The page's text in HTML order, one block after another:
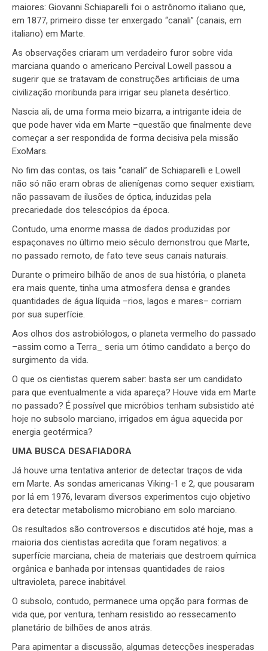
maiores: Giovanni Schiaparelli foi o astrônomo italiano que,
em 1877, primeiro disse ter enxergado “canali” (canais, em
italiano) em Marte.
As observações criaram um verdadeiro furor sobre vida
marciana quando o americano Percival Lowell passou a
sugerir que se tratavam de construções artificiais de uma
civilização moribunda para irrigar seu planeta desértico.
Nascia ali, de uma forma meio bizarra, a intrigante ideia de
que pode haver vida em Marte –questão que finalmente deve
começar a ser respondida de forma decisiva pela missão
ExoMars.
No fim das contas, os tais “canali” de Schiaparelli e Lowell
não só não eram obras de alienígenas como sequer existiam;
não passavam de ilusões de óptica, induzidas pela
precariedade dos telescópios da época.
Contudo, uma enorme massa de dados produzidas por
espaçonaves no último meio século demonstrou que Marte,
no passado remoto, de fato teve seus canais naturais.
Durante o primeiro bilhão de anos de sua história, o planeta
era mais quente, tinha uma atmosfera densa e grandes
quantidades de água líquida –rios, lagos e mares– corriam
por sua superfície.
Aos olhos dos astrobiólogos, o planeta vermelho do passado
–assim como a Terra_ seria um ótimo candidato a berço do
surgimento da vida.
O que os cientistas querem saber: basta ser um candidato
para que eventualmente a vida apareça? Houve vida em Marte
no passado? É possível que micróbios tenham subsistido até
hoje no subsolo marciano, irrigados em água aquecida por
energia geotérmica?
UMA BUSCA DESAFIADORA
Já houve uma tentativa anterior de detectar traços de vida
em Marte. As sondas americanas Viking-1 e 2, que pousaram
por lá em 1976, levaram diversos experimentos cujo objetivo
era detectar metabolismo microbiano em solo marciano.
Os resultados são controversos e discutidos até hoje, mas a
maioria dos cientistas acredita que foram negativos: a
superfície marciana, cheia de materiais que destroem química
orgânica e banhada por intensas quantidades de raios
ultravioleta, parece inabitável.
O subsolo, contudo, permanece uma opção para formas de
vida que, por ventura, tenham resistido ao ressecamento
planetário de bilhões de anos atrás.
Para apimentar a discussão, algumas detecções inesperadas